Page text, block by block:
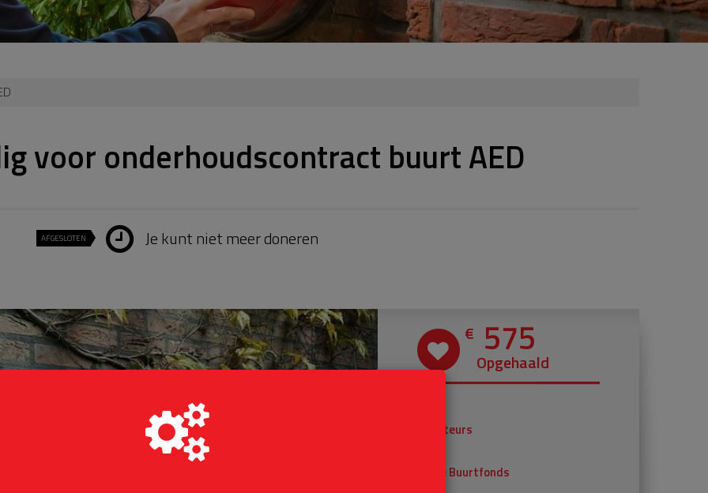
voor onderhoudscontract buurt AED
AFGESLOTEN Je kunt niet meer doneren
€ 575
Opgehaald
Donateurs
Univé Buurtfonds